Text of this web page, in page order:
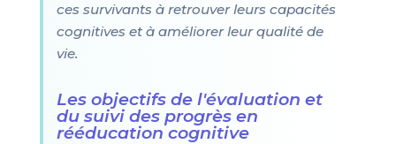
ces survivants à retrouver leurs capacités
cognitives et à améliorer leur qualité de
vie.
Les objectifs de l'évaluation et
du suivi des progrès en
rééducation cognitive